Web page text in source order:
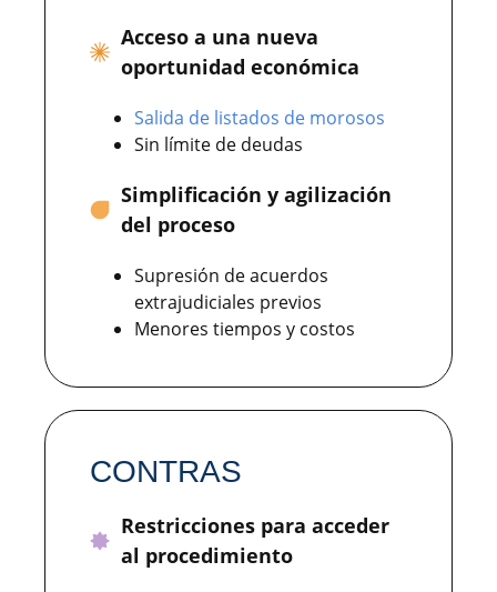
Acceso a una nueva
oportunidad económica
Salida de listados de morosos
Sin límite de deudas
Simplificación y agilización
del proceso
Supresión de acuerdos
extrajudiciales previos
Menores tiempos y costos
CONTRAS
Restricciones para acceder
al procedimiento